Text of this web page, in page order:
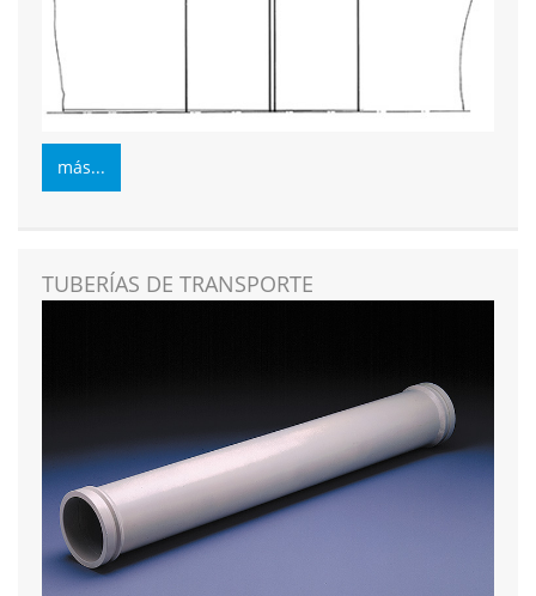
más...
TUBERÍAS DE TRANSPORTE